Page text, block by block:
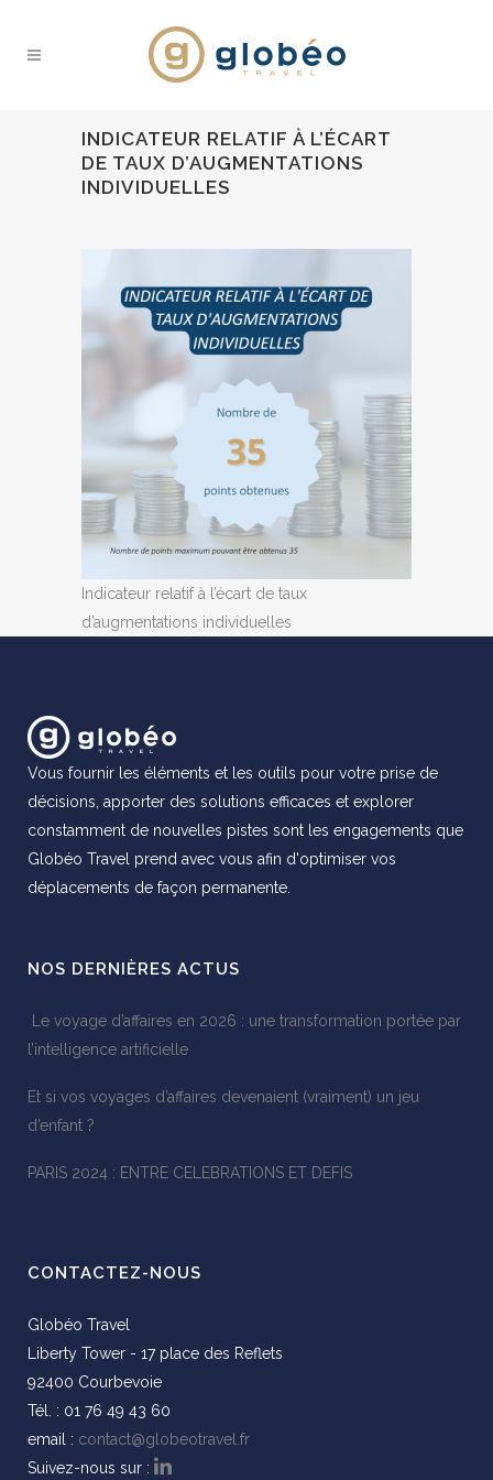
INDICATEUR RELATIF À L’ÉCART
DE TAUX D’AUGMENTATIONS
INDIVIDUELLES
Indicateur relatif à l’écart de taux
d’augmentations individuelles
Vous fournir les éléments et les outils pour votre prise de
décisions, apporter des solutions efficaces et explorer
constamment de nouvelles pistes sont les engagements que
Globéo Travel prend avec vous afin d'optimiser vos
déplacements de façon permanente.
NOS DERNIÈRES ACTUS
Le voyage d’affaires en 2026 : une transformation portée par
l’intelligence artificielle
Et si vos voyages d’affaires devenaient (vraiment) un jeu
d’enfant ?
PARIS 2024 : ENTRE CELEBRATIONS ET DEFIS
CONTACTEZ-NOUS
Globéo Travel
Liberty Tower - 17 place des Reflets
92400 Courbevoie
Tél. : 01 76 49 43 60
email : contact@globeotravel.fr
Suivez-nous sur :